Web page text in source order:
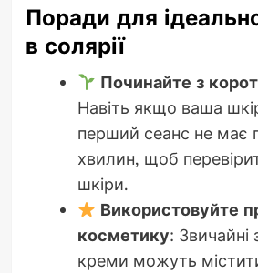
Поради для
в солярії
Починайте з
Навіть якщо ваша
перший сеанс не має
хвилин, щоб
шкіри.
Використовуйте
косметику: Звичайні
креми можуть